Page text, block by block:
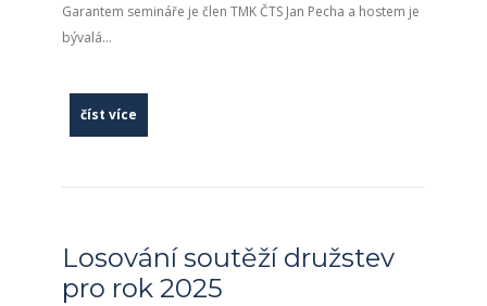
Garantem semináře je člen TMK ČTS Jan Pecha a hostem je
bývalá...
číst více
Losování soutěží družstev
pro rok 2025